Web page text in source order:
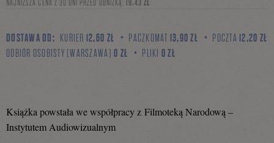
DOSTAWA OD: KURIER 12,60 ZŁ PACZKOMAT 13,90 ZŁ POCZTA 12,20 ZŁ
ODBIÓR OSOBISTY (WARSZAWA) 0 ZŁ PLIKI 0 ZŁ
Książka powstała we współpracy z Filmoteką Narodową –
Instytutem Audiowizualnym